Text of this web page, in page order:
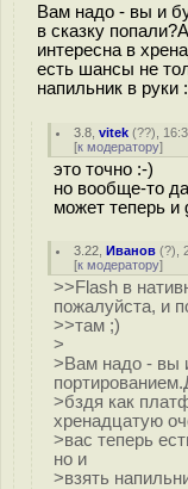
Вам надо - вы и
в сказку
интересна в
есть шансы не
напильник в руки
3.8 ,vitek (??),
[к модератору]
это точно :-)
но вообще-то
может теперь и
3.22 ,Иванов (?),
[к модератору]
>>Flash в
пожалуйста, и
>>там ;)
>
>Вам надо - вы
>бздя как
хренадцатую
>вас теперь
но и
>взять